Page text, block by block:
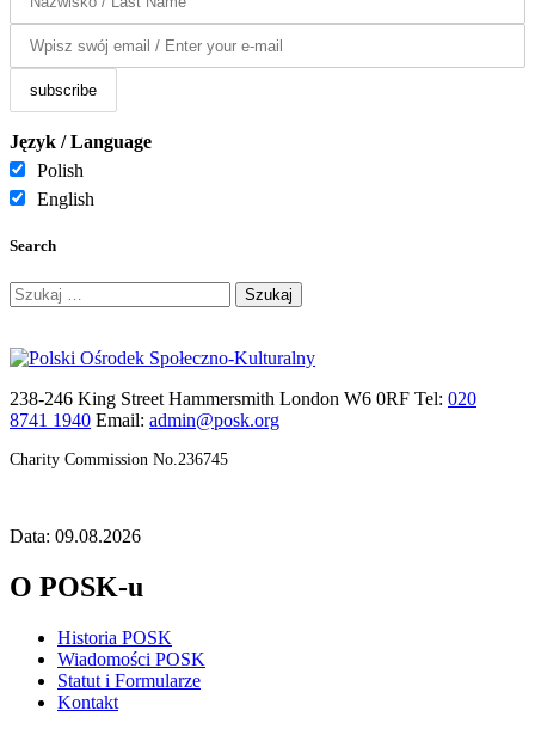
Język / Language
Polish
English
Search
Szukaj:
238-246 King Street Hammersmith London W6 0RF Tel: 020
8741 1940 Email: admin@posk.org
Charity Commission No.236745
Data: 09.08.2026
O POSK-u
Historia POSK
Wiadomości POSK
Statut i Formularze
Kontakt